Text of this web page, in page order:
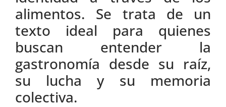
alimentos. Se trata de un
texto ideal para quienes
buscan entender la
gastronomía desde su raíz,
su lucha y su memoria
colectiva.